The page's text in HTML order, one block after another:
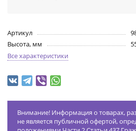
Артикул
Высота, мм
Все характеристики
Внимание! Информация о товарах,
не является публичной офертой,